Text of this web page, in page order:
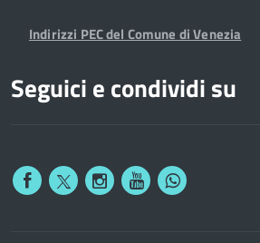
Indirizzi PEC del Comune di Venezia
Seguici e condividi su